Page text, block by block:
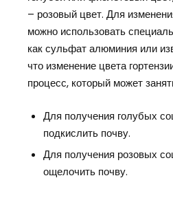
– розовый цвет. Для
можно использовать
как сульфат алюминия или
что изменение цвета
процесс, который может
Для получения голубых
подкислить почву.
Для получения розовых
ощелочить почву.